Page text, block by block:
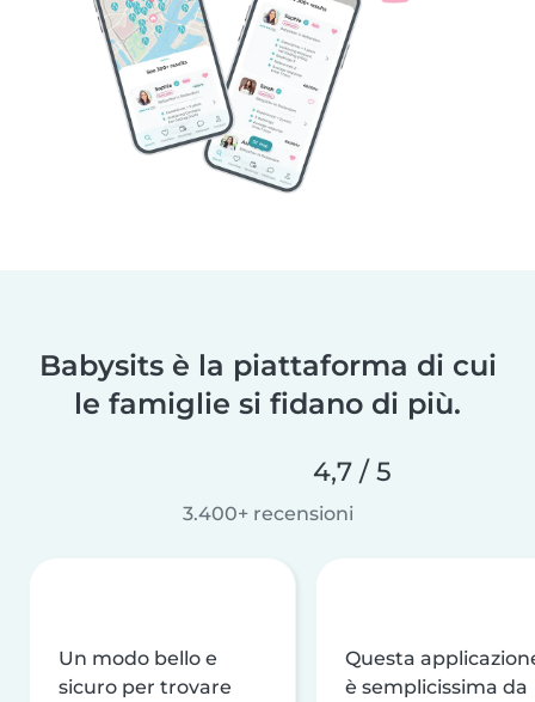
Babysits è la piattaforma di cui
le famiglie si fidano di più.
4,7 / 5
3.400+ recensioni
Un modo bello e
sicuro per trovare
Questa
è semplicissima da